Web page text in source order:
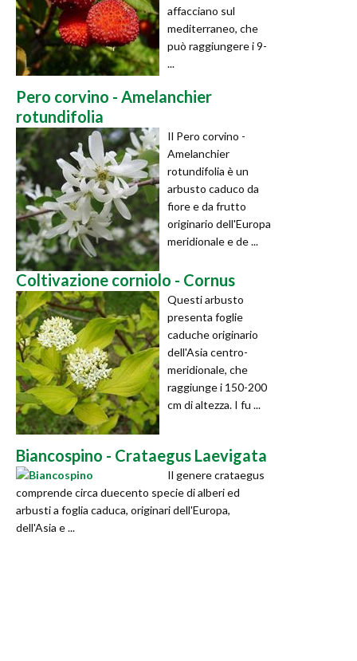
affacciano sul
mediterraneo, che
può raggiungere i 9-
...
Pero corvino - Amelanchier
rotundifolia
Il Pero corvino -
Amelanchier
rotundifolia è un
arbusto caduco da
fiore e da frutto
originario dell'Europa
meridionale e de ...
Coltivazione corniolo - Cornus
Questi arbusto
presenta foglie
caduche originario
dell'Asia centro-
meridionale, che
raggiunge i 150-200
cm di altezza. I fu ...
Biancospino - Crataegus Laevigata
Il genere crataegus
comprende circa duecento specie di alberi ed
arbusti a foglia caduca, originari dell'Europa,
dell'Asia e ...